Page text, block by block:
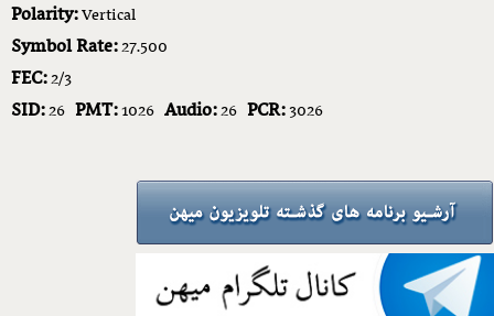
Polarity:Vertical
Symbol Rate:27.500
FEC:2/3
SID:26 PMT:1026 Audio:26 PCR:3026